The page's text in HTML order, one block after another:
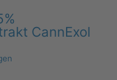
CannExol